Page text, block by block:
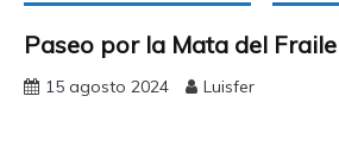
Paseo por la Mata del
15 agosto 2024 Luisfer